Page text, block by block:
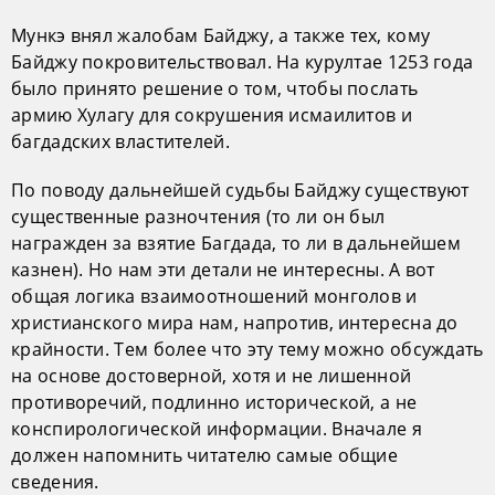
Мункэ внял жалобам Байджу, а также тех, кому
Байджу покровительствовал. На курултае 1253 года
было принято решение о том, чтобы послать
армию Хулагу для сокрушения исмаилитов и
багдадских властителей.
По поводу дальнейшей судьбы Байджу существуют
существенные разночтения (то ли он был
награжден за взятие Багдада, то ли в дальнейшем
казнен). Но нам эти детали не интересны. А вот
общая логика взаимоотношений монголов и
христианского мира нам, напротив, интересна до
крайности. Тем более что эту тему можно обсуждать
на основе достоверной, хотя и не лишенной
противоречий, подлинно исторической, а не
конспирологической информации. Вначале я
должен напомнить читателю самые общие
сведения.